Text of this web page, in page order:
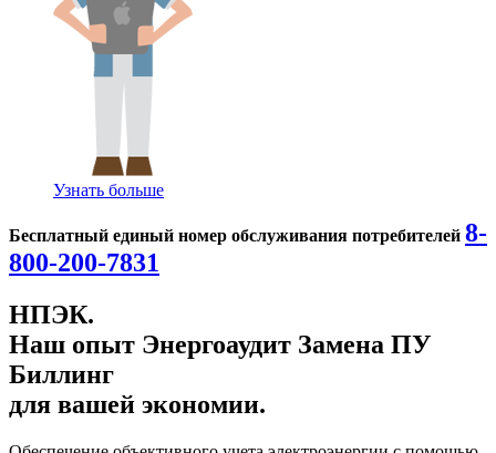
Узнать больше
Бесплатный единый номер обслуживания потребителей 8-
800-200-7831
НПЭК.
Наш опыт Энергоаудит Замена ПУ
Биллинг
для вашей экономии.